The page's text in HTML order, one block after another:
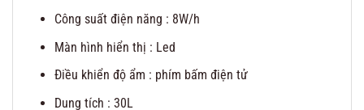
Công suất điện năng : 8W/h
Màn hình hiển thị : Led
Điều khiển độ ẩm : phím bấm điện tử
Dung tích : 30L